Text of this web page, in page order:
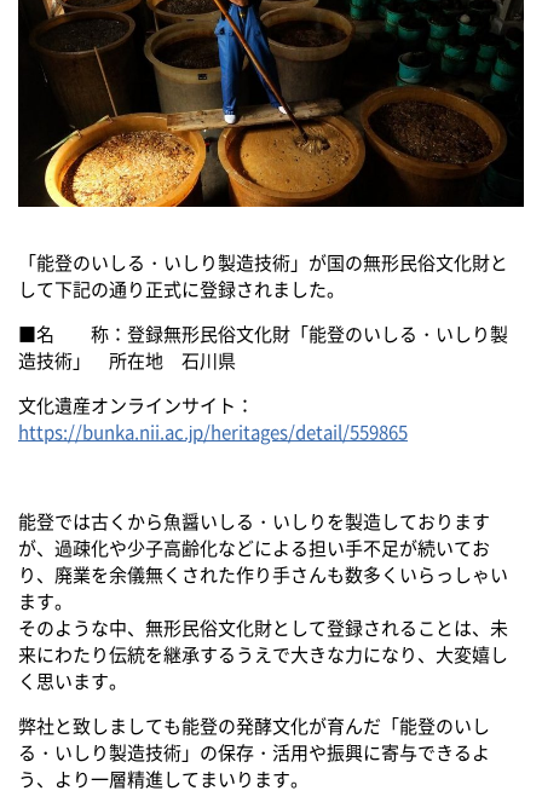
「能登のいしる・いしり製造技術」が国の無形民俗文化財と
して下記の通り正式に登録されました。
■名 称：登録無形民俗文化財「能登のいしる・いしり製
造技術」 所在地 石川県
文化遺産オンラインサイト：
https://bunka.nii.ac.jp/heritages/detail/559865
能登では古くから魚醤いしる・いしりを製造しております
が、過疎化や少子高齢化などによる担い手不足が続いてお
り、廃業を余儀無くされた作り手さんも数多くいらっしゃい
ます。
そのような中、無形民俗文化財として登録されることは、未
来にわたり伝統を継承するうえで大きな力になり、大変嬉し
く思います。
弊社と致しましても能登の発酵文化が育んだ「能登のいし
る・いしり製造技術」の保存・活用や振興に寄与できるよ
う、より一層精進してまいります。